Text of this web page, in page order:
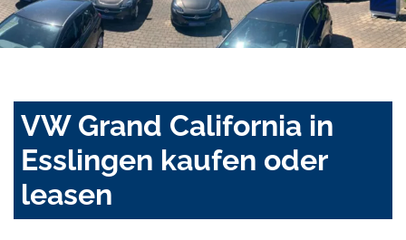
VW Grand California in
Esslingen kaufen oder
leasen